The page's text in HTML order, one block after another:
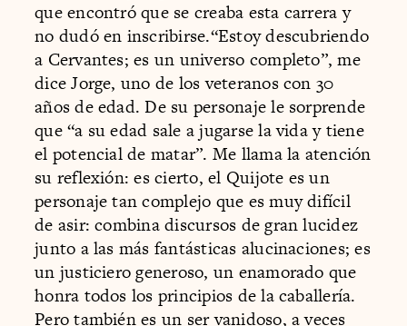
que encontró que se creaba esta carrera y
no dudó en inscribirse.“Estoy descubriendo
a Cervantes; es un universo completo”, me
dice Jorge, uno de los veteranos con 30
años de edad. De su personaje le sorprende
que “a su edad sale a jugarse la vida y tiene
el potencial de matar”. Me llama la atención
su reflexión: es cierto, el Quijote es un
personaje tan complejo que es muy difícil
de asir: combina discursos de gran lucidez
junto a las más fantásticas alucinaciones; es
un justiciero generoso, un enamorado que
honra todos los principios de la caballería.
Pero también es un ser vanidoso, a veces